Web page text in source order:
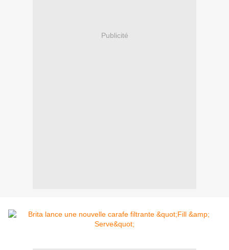
Publicité